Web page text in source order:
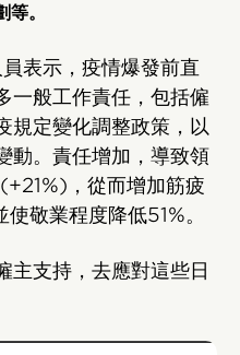
。
表示，疫情爆發前直
一般工作責任，包括僱
規定變化調整政策，以
動。責任增加，導致領
，從而增加筋疲
敬業程度降低51%。
主支持，去應對這些日